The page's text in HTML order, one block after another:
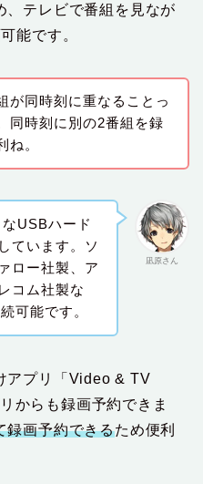
、テレビで番組を見なが
能です。
が同時刻に重なることっ
同時刻に別の2番組を録
ね。
凪原さん
USBハード
ています。ソ
ロー社製、ア
コム社製な
可能です。
アプリ「Video & TV
からも録画予約できま
録画予約できるため便利